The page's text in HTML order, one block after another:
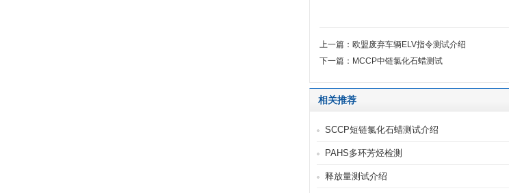
上一篇：欧盟废弃车辆ELV指令测试介绍
下一篇：MCCP中链氯化石蜡测试
相关推荐
SCCP短链氯化石蜡测试介绍
PAHS多环芳烃检测
释放量测试介绍